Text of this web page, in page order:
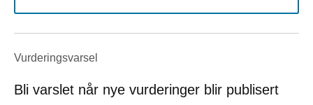
Vurderings­varsel
Bli varslet når nye vurderinger blir publisert